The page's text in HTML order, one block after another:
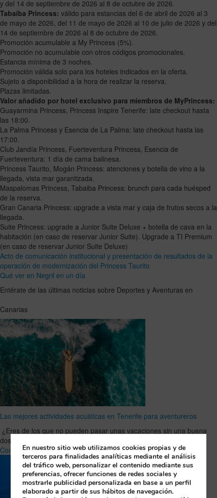
y del 14 de septiembre de 2026 al 8 de octubre de 2026.
Tabaiba Princess: válido para estancias del 6 de abril de 2026 al 3
de mayo de 2026, del 11 de mayo de 2026 al 10 de julio de 2026 y del
14 de septiembre de 2026 al 8 de octubre de 2026.
Promoción acumulable a My Princess (5%).
Promoción no acumulable con otros códigos promocionales.
Estancia mínima de 3 noches.
Promoción válida solo para los hoteles indicados en la oferta.
Sujeto a disponibilidad a la hora de realizar la reserva.
Plazas limitadas.
Valor añadido por hotel exclusivo para miembros de MyPrincess:
Guayarmina Princess, Princess Inspire Tenerife: late checkout hasta
las 18:00.
La Palma Princess y Esencia de La Palma: late checkout hasta las
17:00.
Club Jandía Princess, Fuerteventura Princess, Esencia de
Fuerteventura: 1 día de cama balinesa.
Princess Taurito, Mogán Princess: atenciones y botella de vino a la
llegada, vista mar garantizada.
Maspalomas Princess, Tabaiba Princess: brunch para cada huésped
de la reserva.
Gran Canaria Princess: upgrade a vista mar y caja de frutos secos a la
llegada.
Suite Princess: upgrade a Junior Suite Deluxe + botella de cava en la
habitación (en caso de reservar Junior Suite). Upgrade a TI Premium
(en caso de reservar Junior Suite Deluxe)
Acto de comunicación institucional y presentación de resultados de la
operación de modernización del Princess Taurito
Qué ver en Negril en un día
Entérate de las últimas noticias sobre Deportes y Aventuras en
Canarias
Las mejores actividades acuáticas en Tenerife para aventureros
¿Eres de los que no pueden pasar unas vacaciones sin una buena
dosis de adrenalina? Entonces Tenerife es tu …
CompletoEn nuestro sitio web utilizamos cookies propias y de
terceros para finalidades analíticas mediante el análisis
del tráfico web, personalizar el contenido mediante sus
preferencias, ofrecer funciones de redes sociales y
mostrarle publicidad personalizada en base a un perfil
elaborado a partir de sus hábitos de navegación.